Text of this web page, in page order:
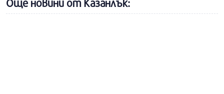
Още новини от Казанлък: